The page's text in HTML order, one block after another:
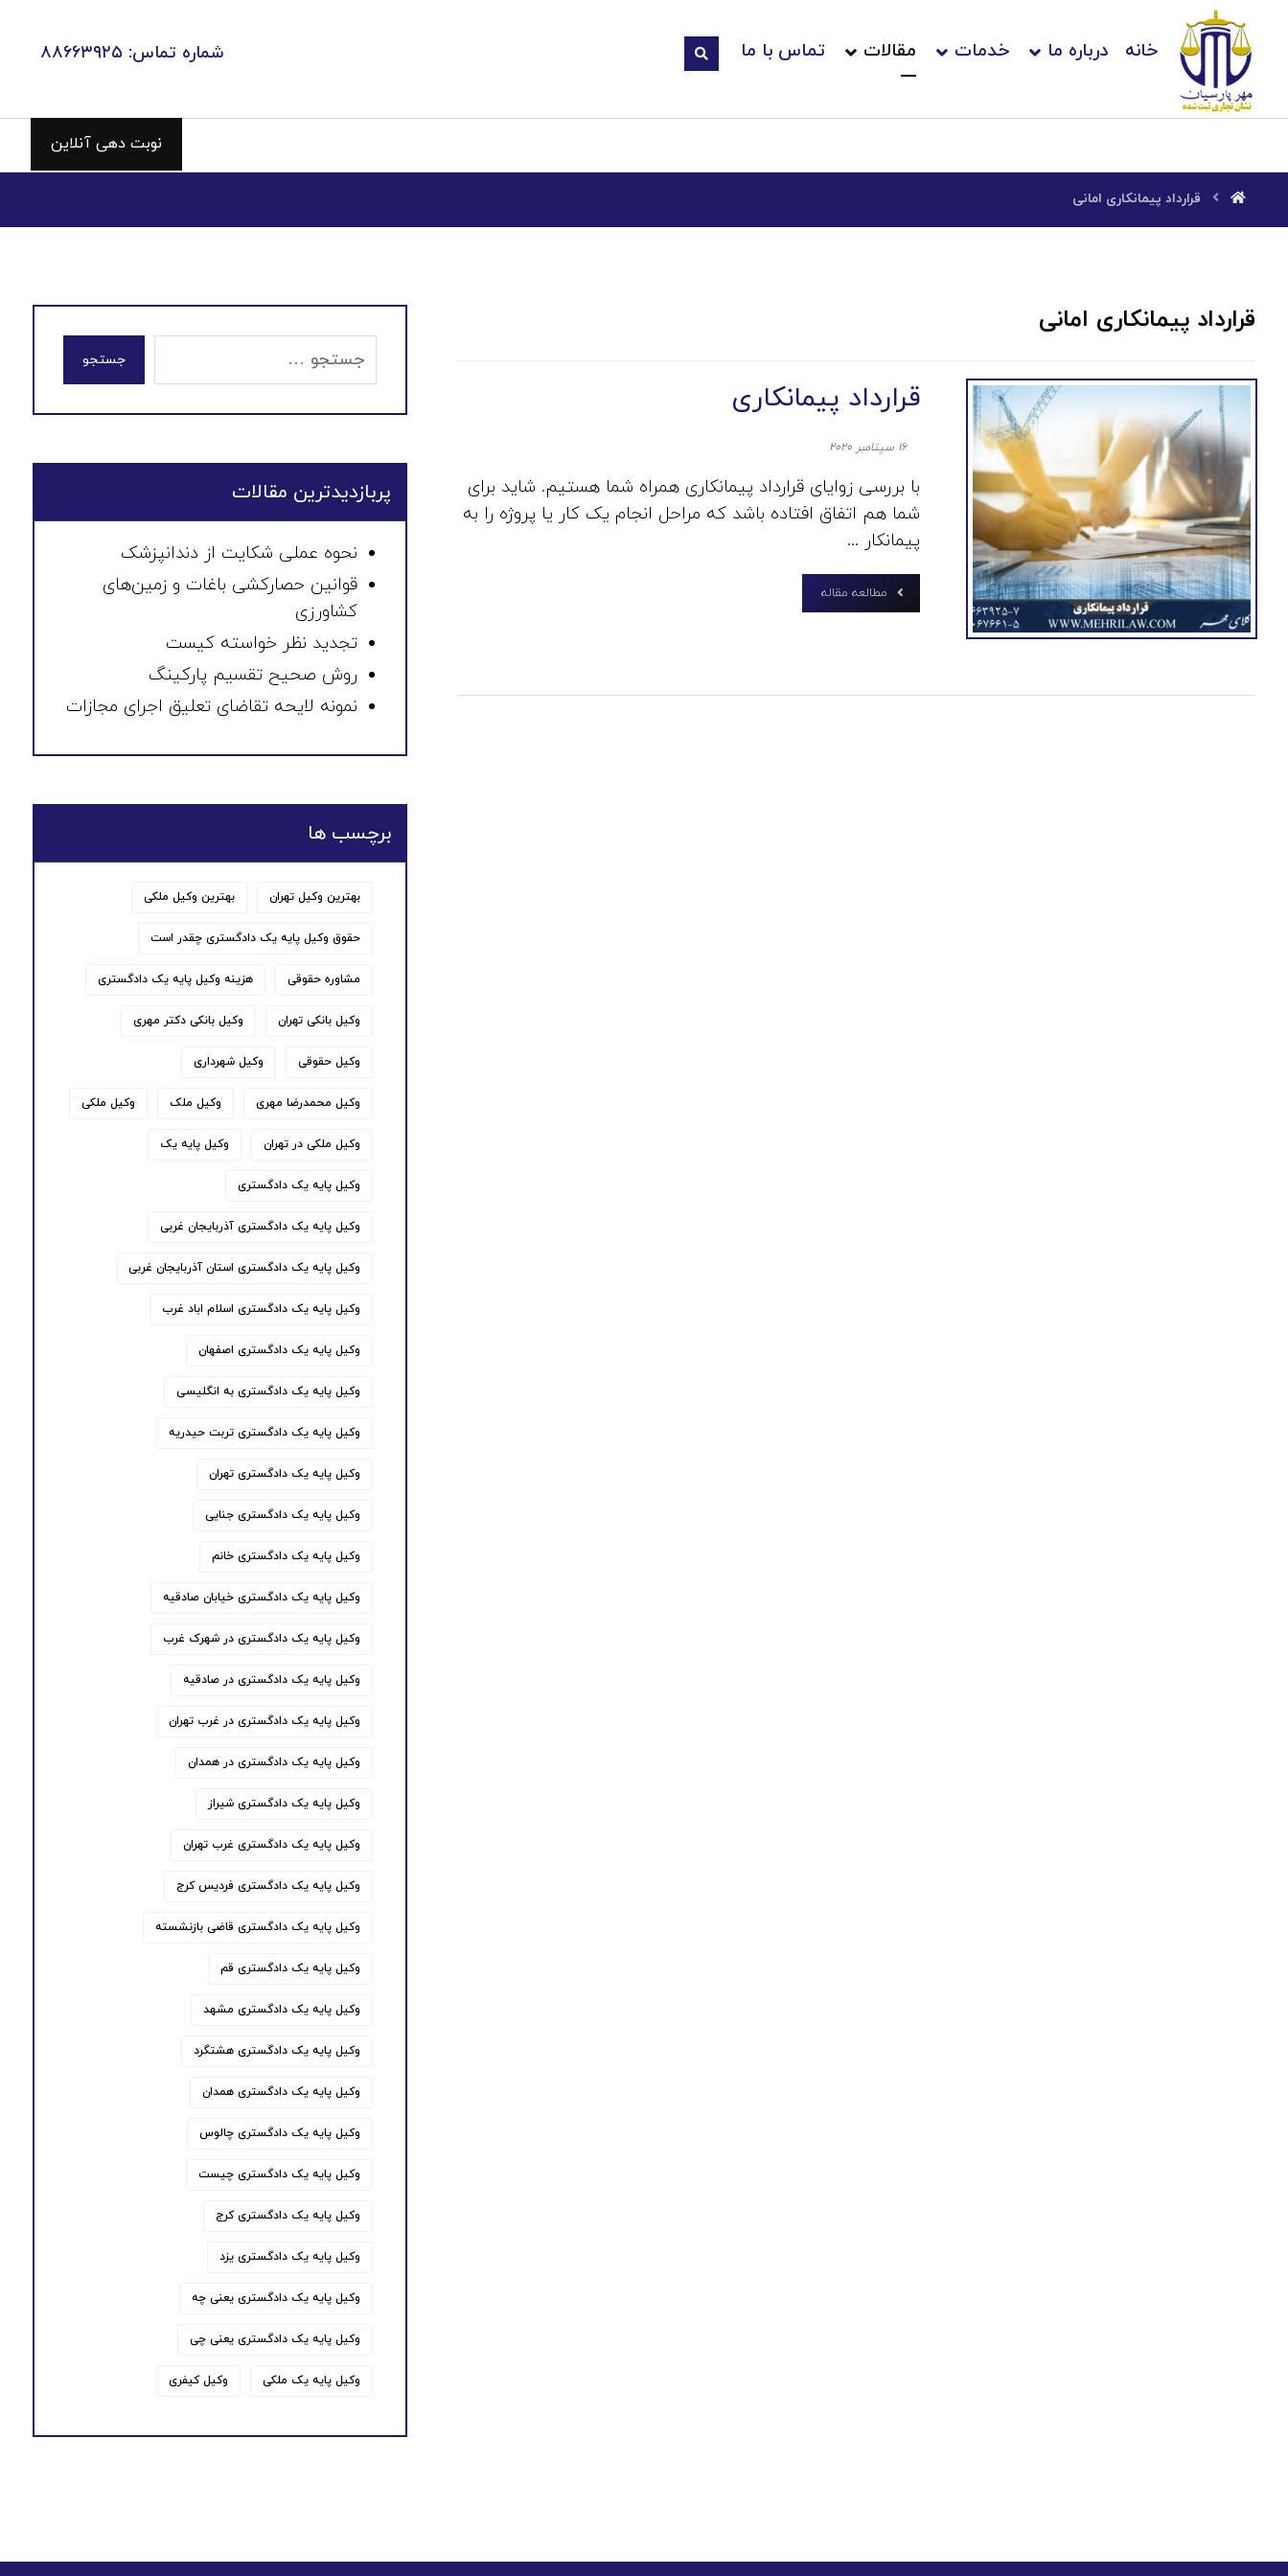
خانه درباره ما خدمات مقالات تماس با ما شماره تماس: ۸۸۶۶۳۹۲۵
نوبت دهی آنلاین
قرارداد پیمانکاری امانی
قرارداد پیمانکاری امانی
قرارداد پیمانکاری
۱۶ سپتامبر ۲۰۲۰
با بررسی زوایای قرارداد پیمانکاری همراه شما هستیم. شاید برای
شما هم اتفاق افتاده باشد که مراحل انجام یک کار یا پروژه را به
پیمانکار ...
مطالعه مقاله
جستجو
پربازدیدترین مقالات
نحوه عملی شکایت از دندانپزشک
قوانین حصارکشی باغات و زمین‌های
کشاورزی
تجدید نظر خواسته کیست
روش صحیح تقسیم پارکینگ
نمونه لایحه تقاضای تعلیق اجرای مجازات
برچسب ها
بهترین وکیل تهران بهترین وکیل ملکی
حقوق وکیل پایه یک دادگستری چقدر است
مشاوره حقوقی هزینه وکیل پایه یک دادگستری
وکیل بانکی تهران وکیل بانکی دکتر مهری
وکیل حقوقی وکیل شهرداری
وکیل محمدرضا مهری وکیل ملک وکیل ملکی
وکیل ملکی در تهران وکیل پایه یک
وکیل پایه یک دادگستری
وکیل پایه یک دادگستری آذربایجان غربی
وکیل پایه یک دادگستری استان آذربایجان غربی
وکیل پایه یک دادگستری اسلام اباد غرب
وکیل پایه یک دادگستری اصفهان
وکیل پایه یک دادگستری به انگلیسی
وکیل پایه یک دادگستری تربت حیدریه
وکیل پایه یک دادگستری تهران
وکیل پایه یک دادگستری جنایی
وکیل پایه یک دادگستری خانم
وکیل پایه یک دادگستری خیابان صادقیه
وکیل پایه یک دادگستری در شهرک غرب
وکیل پایه یک دادگستری در صادقیه
وکیل پایه یک دادگستری در غرب تهران
وکیل پایه یک دادگستری در همدان
وکیل پایه یک دادگستری شیراز
وکیل پایه یک دادگستری غرب تهران
وکیل پایه یک دادگستری فردیس کرج
وکیل پایه یک دادگستری قاضی بازنشسته
وکیل پایه یک دادگستری قم
وکیل پایه یک دادگستری مشهد
وکیل پایه یک دادگستری هشتگرد
وکیل پایه یک دادگستری همدان
وکیل پایه یک دادگستری چالوس
وکیل پایه یک دادگستری چیست
وکیل پایه یک دادگستری کرج
وکیل پایه یک دادگستری یزد
وکیل پایه یک دادگستری یعنی چه
وکیل پایه یک دادگستری یعنی چی
وکیل پایه یک ملکی وکیل کیفری